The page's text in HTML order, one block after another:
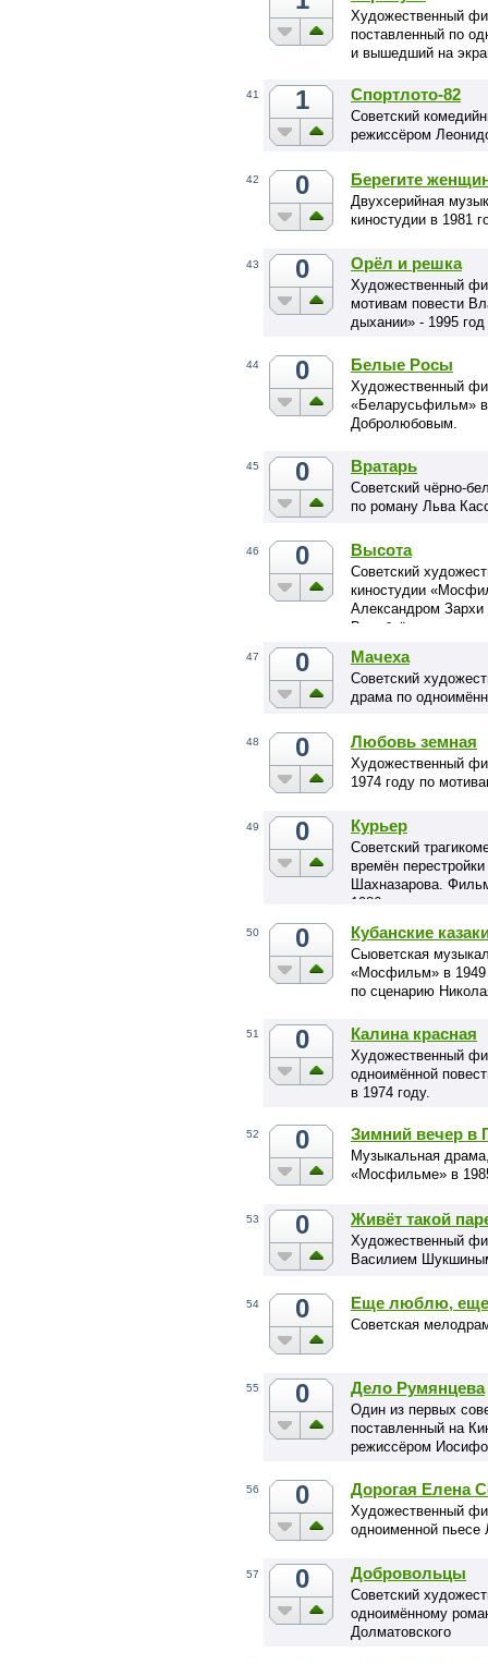
Художественный
поставленный по
и вышедший на
41 1 Спортлото-82
Советский
режиссёром
42 0 Берегите
Двухсерийная
киностудии в 1981
43 0 Орёл и решка
Художественный
мотивам повести
дыхании» - 1995 год
44 0 Белые Росы
Художественный
«Беларусьфильм»
Добролюбовым.
45 0 Вратарь
Советский чёрно-
по роману Льва
46 0 Высота
Советский
киностудии
Александром
Воробьёва.
47 0 Мачеха
Советский
драма по
48 0 Любовь земная
Художественный
1974 году по
49 0 Курьер
Советский
времён
Шахназарова.
1986 году.
50 0 Кубанские
Сыоветская
«Мосфильм» в
по сценарию
51 0 Калина красная
Художественный
одноимённой
в 1974 году.
52 0 Зимний вечер в
Музыкальная
«Мосфильме» в
53 0 Живёт такой
Художественный
Василием
54 0 Еще люблю,
Советская
55 0 Дело Румянцева
Один из первых
поставленный на
режиссёром
56 0 Дорогая Елена
Художественный
одноименной
57 0 Добровольцы
Советский
одноимённому
Долматовского